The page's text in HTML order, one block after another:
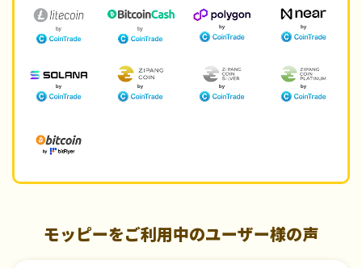
モッピーをご利用中のユーザー様の声